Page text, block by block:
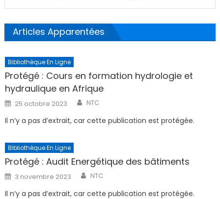
Articles Apparentées
Bibliothèque En Ligne
Protégé : Cours en formation hydrologie et
hydraulique en Afrique
Posted
on
25 octobre 2023 Author
NTC
Il n’y a pas d’extrait, car cette publication est protégée.
Bibliothèque En Ligne
Protégé : Audit Energétique des bâtiments
Posted
on
3 novembre 2023 Author
NTC
Il n’y a pas d’extrait, car cette publication est protégée.